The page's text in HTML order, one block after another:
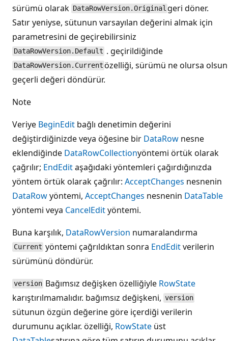
sürümü olarak DataRowVersion.Original geri döner.
Satır yeniyse, sütunun varsayılan değerini almak için
parametresini de geçirebilirsiniz
DataRowVersion.Default . geçirildiğinde
DataRowVersion.Current özelliği, sürümü ne olursa olsun
geçerli değeri döndürür.
Note
Veriye BeginEdit bağlı denetimin değerini
değiştirdiğinizde veya öğesine bir DataRow nesne
eklendiğinde DataRowCollectionyöntemi örtük olarak
çağrılır; EndEditaşağıdaki yöntemleri çağırdığınızda
yöntem örtük olarak çağrılır: AcceptChanges nesnenin
DataRowyöntemi, AcceptChanges nesnenin DataTable
yöntemi veya CancelEdityöntemi.
Buna karşılık, DataRowVersion numaralandırma
Current yöntemi çağrıldıktan sonra EndEditverilerin
sürümünü döndürür.
version Bağımsız değişken özelliğiyle RowState
karıştırılmamalıdır. bağımsız değişkeni, version
sütunun özgün değerine göre içerdiği verilerin
durumunu açıklar. özelliği, RowState üst